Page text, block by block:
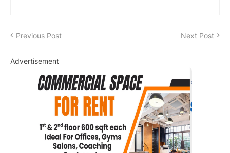
Previous Post Next Post
Advertisement